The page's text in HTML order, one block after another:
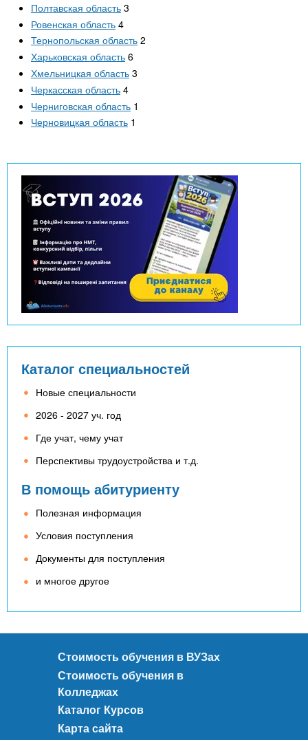
Полтавская область 3
Ровенская область 4
Тернопольская область 2
Харьковская область 6
Хмельницкая область 3
Черкасская область 4
Черниговская область 1
Черновицкая область 1
Каталог специальностей
Новые специальности
2026 - 2027 уч. год
Где учат, чему учат
Перспективы трудоустройства и т.д.
В помощь абитуриенту
Полезная информация
Условия поступления
Документы для поступления
и многое другое
Стоимость обучения в ВУЗах
Стоимость обучения в
Колледжах
Каталог Курсов
Карта сайта